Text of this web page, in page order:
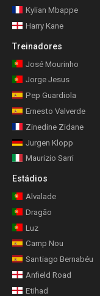
Kylian Mbappe
Harry Kane
Treinadores
José Mourinho
Jorge Jesus
Pep Guardiola
Ernesto Valverde
Zinedine Zidane
Jurgen Klopp
Maurizio Sarri
Estádios
Alvalade
Dragão
Luz
Camp Nou
Santiago Bernabéu
Anfield Road
Etihad